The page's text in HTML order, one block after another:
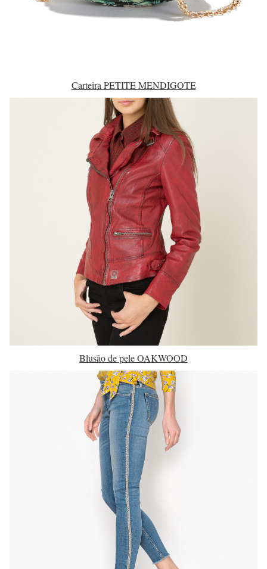
Carteira PETITE MENDIGOTE
Blusão de pele OAKWOOD